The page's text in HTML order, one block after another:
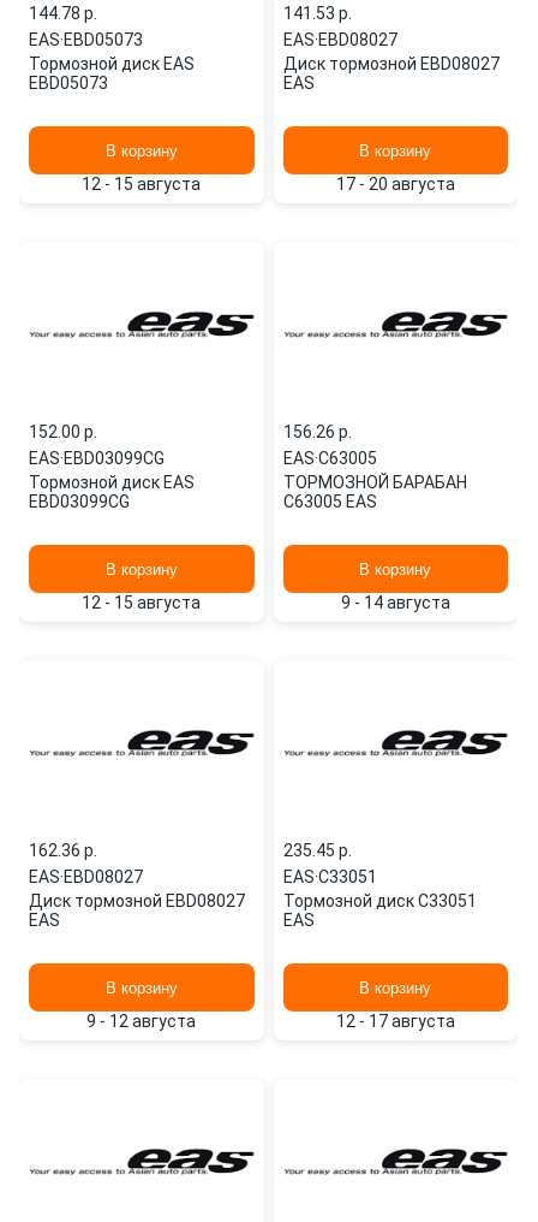
144.78 p.
EAS·EBD05073
Тормозной диск EAS
EBD05073
В корзину
12 - 15 августа
141.53 p.
EAS·EBD08027
Диск тормозной EBD08027
EAS
В корзину
17 - 20 августа
152.00 p.
EAS·EBD03099CG
Тормозной диск EAS
EBD03099CG
В корзину
12 - 15 августа
156.26 p.
EAS·C63005
ТОРМОЗНОЙ БАРАБАН
C63005 EAS
В корзину
9 - 14 августа
162.36 p.
EAS·EBD08027
Диск тормозной EBD08027
EAS
В корзину
9 - 12 августа
235.45 p.
EAS·C33051
Тормозной диск C33051
EAS
В корзину
12 - 17 августа